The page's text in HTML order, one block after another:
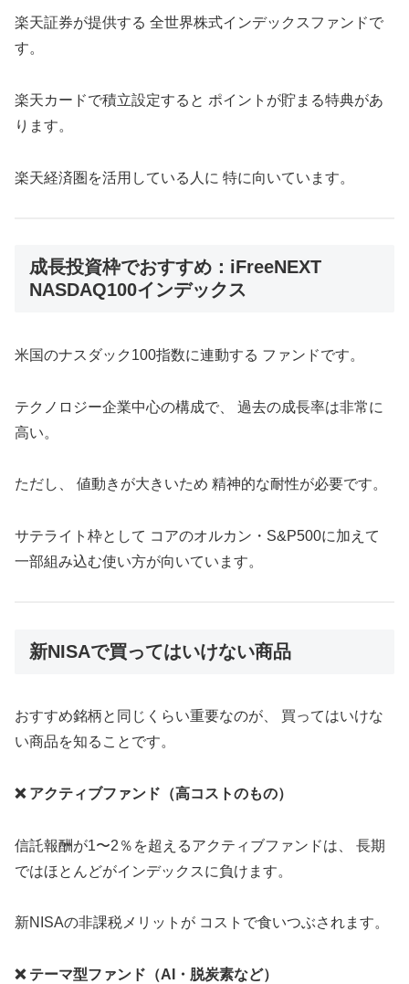
楽天証券が提供する 全世界株式インデックスファンドで
す。
楽天カードで積立設定すると ポイントが貯まる特典があ
ります。
楽天経済圏を活用している人に 特に向いています。
成長投資枠でおすすめ：iFreeNEXT
NASDAQ100インデックス
米国のナスダック100指数に連動する ファンドです。
テクノロジー企業中心の構成で、 過去の成長率は非常に
高い。
ただし、 値動きが大きいため 精神的な耐性が必要です。
サテライト枠として コアのオルカン・S&P500に加えて
一部組み込む使い方が向いています。
新NISAで買ってはいけない商品
おすすめ銘柄と同じくらい重要なのが、 買ってはいけな
い商品を知ることです。
❌ アクティブファンド（高コストのもの）
信託報酬が1〜2％を超えるアクティブファンドは、 長期
ではほとんどがインデックスに負けます。
新NISAの非課税メリットが コストで食いつぶされます。
❌ テーマ型ファンド（AI・脱炭素など）